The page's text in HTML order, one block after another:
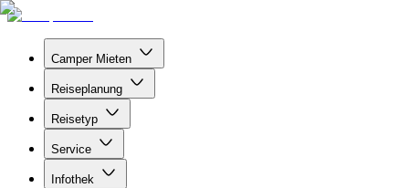
Camper Mieten
Reiseplanung
Reisetyp
Service
Infothek